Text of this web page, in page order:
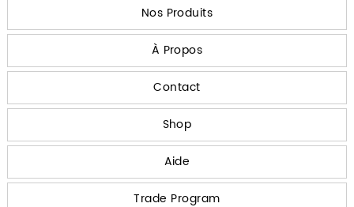
Nos Produits
À Propos
Contact
Shop
Aide
Trade Program